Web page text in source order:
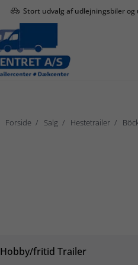
Stort udvalg af udlejningsbiler
Forside Salg Hestetrailer
Hobby/fritid Trailer